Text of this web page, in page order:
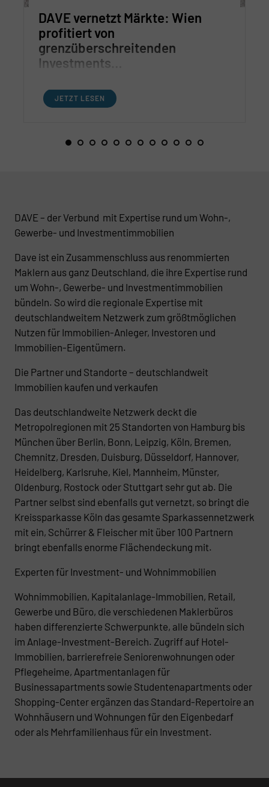
DAVE vernetzt Märkte: Wien
profitiert von
grenzüberschreitenden
Investments…
JETZT LESEN
DAVE – der Verbund mit Expertise rund um Wohn-,
Gewerbe- und Investmentimmobilien
Dave ist ein Zusammenschluss aus renommierten
Maklern aus ganz Deutschland, die ihre Expertise rund
um Wohn-, Gewerbe- und Investmentimmobilien
bündeln. So wird die regionale Expertise mit
deutschlandweitem Netzwerk zum größtmöglichen
Nutzen für Immobilien-Anleger, Investoren und
Immobilien-Eigentümern.
Die Partner und Standorte – deutschlandweit
Immobilien kaufen und verkaufen
Das deutschlandweite Netzwerk deckt die
Metropolregionen mit 25 Standorten von Hamburg bis
München über Berlin, Bonn, Leipzig, Köln, Bremen,
Chemnitz, Dresden, Duisburg, Düsseldorf, Hannover,
Heidelberg, Karlsruhe, Kiel, Mannheim, Münster,
Oldenburg, Rostock oder Stuttgart sehr gut ab. Die
Partner selbst sind ebenfalls gut vernetzt, so bringt die
Kreissparkasse Köln das gesamte Sparkassennetzwerk
mit ein, Schürrer & Fleischer mit über 100 Partnern
bringt ebenfalls enorme Flächendeckung mit.
Experten für Investment- und Wohnimmobilien
Wohnimmobilien, Kapitalanlage-Immobilien, Retail,
Gewerbe und Büro, die verschiedenen Maklerbüros
haben differenzierte Schwerpunkte, alle bündeln sich
im Anlage-Investment-Bereich. Zugriff auf Hotel-
Immobilien, barrierefreie Seniorenwohnungen oder
Pflegeheime, Apartmentanlagen für
Businessapartments sowie Studentenapartments oder
Shopping-Center ergänzen das Standard-Repertoire an
Wohnhäusern und Wohnungen für den Eigenbedarf
oder als Mehrfamilienhaus für ein Investment.